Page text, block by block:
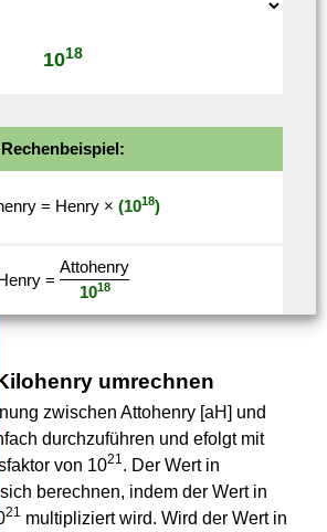
1018
Rechenbeispiel:
= Henry× (1018)
=
Attohenry
1018
umrechnen
zwischen Attohenry [aH] und
durchzuführen und efolgt mit
von 1021. Der Wert in
berechnen, indem der Wert in
21 multipliziert wird. Wird der Wert in